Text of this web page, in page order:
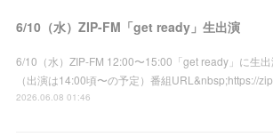
6/10（水）ZIP-FM「get ready」生出演
6/10（水）ZIP-FM 12:00〜15:00「get ready」に生
（出演は14:00頃〜の予定）番組URL&nbsp;https://
2026.06.08 01:46